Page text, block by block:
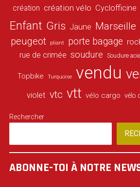
création création vélo Cyclofficine
Enfant Gris Jaune Marseille
peugeot pliant porte bagage
rue de crimée soudure Soudure
Topbike Turquoise vendu
violet vtc vtt vélo cargo vélo
Rechercher
ABONNE-TOI À NOTRE